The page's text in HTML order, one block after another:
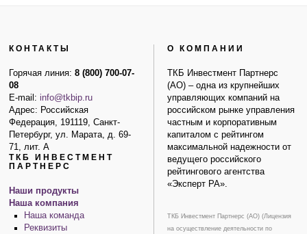
КОНТАКТЫ
Горячая линия:8 (800) 700-07-
08
E-mail:info@tkbip.ru
Адрес: Российская
Федерация, 191119, Санкт-
Петербург, ул. Марата, д. 69-
71, лит. А
ТКБ ИНВЕСТМЕНТ
ПАРТНЕРС
Наши продукты
Наша компания
Наша команда
Реквизиты
О КОМПАНИИ
ТКБ Инвестмент Партнерс
(АО) – одна из крупнейших
управляющих компаний на
российском рынке управления
частным и корпоративным
капиталом с рейтингом
максимальной надежности от
ведущего российского
рейтингового агентства
«Эксперт РА».
ТКБ Инвестмент Партнерс (АО) (Лицензия
на осуществление деятельности по